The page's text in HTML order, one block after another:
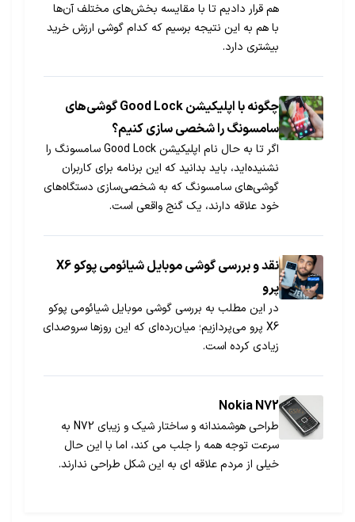
هم قرار دادیم تا با مقایسه بخش‌های مختلف آن‌ها
با هم به این نتیجه برسیم که کدام گوشی ارزش خرید
بیشتری دارد.
چگونه با اپلیکیشن Good Lock گوشی‌های
سامسونگ را شخصی سازی کنیم؟
اگر تا به حال نام اپلیکیشن Good Lock سامسونگ را
نشنیده‌اید، باید بدانید که این برنامه برای کاربران
گوشی‌های سامسونگ که به شخصی‌سازی دستگاه‌های
خود علاقه دارند، یک گنج واقعی است.
نقد و بررسی گوشی موبایل شیائومی پوکو X6
پرو
در این مطلب به بررسی گوشی موبایل شیائومی پوکو
X6 پرو می‎پردازیم؛ میان‎رده‎‌ای که این روزها سروصدای
زیادی کرده است.
Nokia N72
طراحی هوشمندانه و ساختار شیک و زیبای N72 به
سرعت توجه همه را جلب می کند، اما با این حال
خیلی از مردم علاقه ای به این شکل طراحی ندارند.